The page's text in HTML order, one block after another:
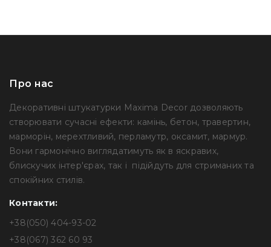
Про нас
Декоративні штукатурки Maxima Decor дозволяють
створювати сучасні ефекти: камінь, бетон, травертин,
марморін, мерехтливий, перламутр, оксамит, мармур.
Вони гармонічно виглядатимуть як в яскравих,
блискучих інтер'єрах, так і підійдуть для стриманих та
спокійних стилів.
Контакти:
+38(050) 404-93-02
+38(067) 362 60 93